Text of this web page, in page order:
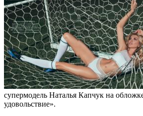
супермодель Наталья Капчук на
удовольствие».